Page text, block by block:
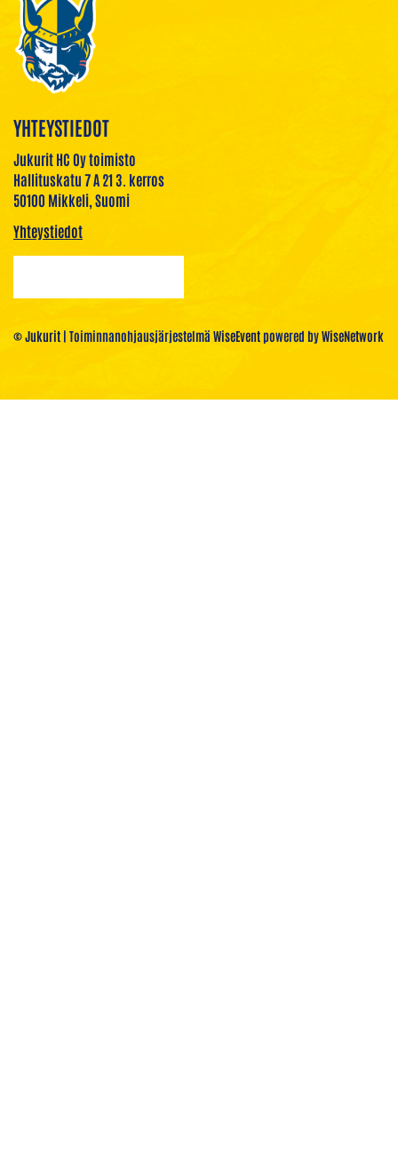
YHTEYSTIEDOT
Jukurit HC Oy toimisto
Hallituskatu 7 A 21 3. kerros
50100 Mikkeli, Suomi
Yhteystiedot
© Jukurit | Toiminnanohjausjärjestelmä WiseEventpowered byWiseNetwork